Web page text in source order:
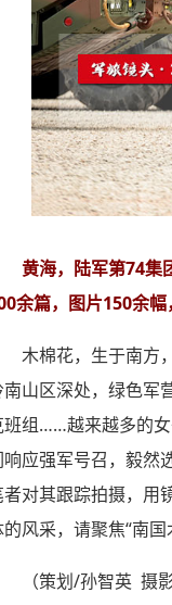
黄海，陆军第74集
余篇，图片150余
木棉花，生于南方
南山区深处，绿色军
班组……越来越多的
响应强军号召，毅然
者对其跟踪拍摄，用
风采，请聚焦“南国
（策划/孙智英 摄